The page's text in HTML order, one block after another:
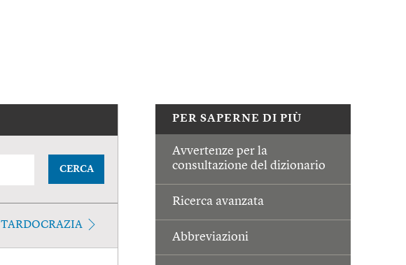
PER SAPERNE DI PIÙ
Avvertenze per la
consultazione del dizionario
Ricerca avanzata
Abbreviazioni
CERCA
TARDOCRAZIA